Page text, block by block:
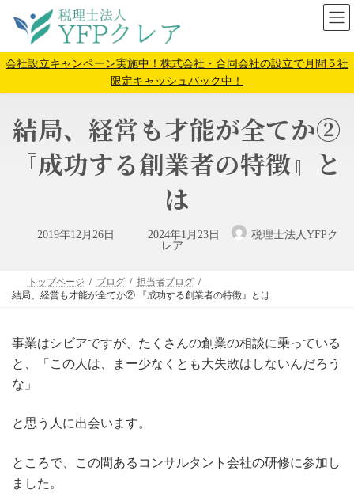
ン
ツ
ー
シ
会社設立キャンペーン実施中！株式会社・合同会社の設立で月間５社
限定キャッシュバック中！
結局、経営も才能が全てか②
『成功する創業者の特徴』と
は
2019年12月26日
終
時
:
2024年1月23日
税理士法人YFPク
レア
トップページ ブログ
担当者ブログ
結局、経営も才能が全てか② 『成功する創業者の特徴』とは
事業はシビアですが、たくさんの創業の相談に乗っている
と、「この人は、まー少なくとも大失敗はしないんだろう
な」
と思う人に出会います。
ところで、この間あるコンサルタント会社の研修に参加し
ました。